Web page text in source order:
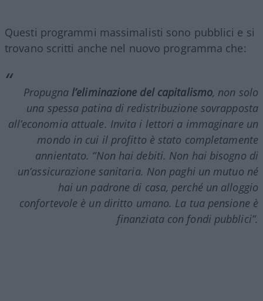
Questi programmi massimalisti sono pubblici e si
trovano scritti anche nel nuovo programma che:
Propugna l’eliminazione del capitalismo, non solo
una spessa patina di redistribuzione sovrapposta
all’economia attuale. Invita i lettori a immaginare un
mondo in cui il profitto è stato completamente
annientato. “Non hai debiti. Non hai bisogno di
un’assicurazione sanitaria. Non paghi un mutuo né
hai un padrone di casa, perché un alloggio
confortevole è un diritto umano. La tua pensione è
finanziata con fondi pubblici”.